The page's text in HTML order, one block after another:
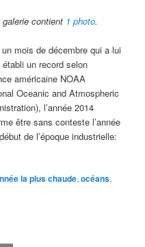
galerie contient 1 photo.
mois de décembre qui a lui
un record selon
américaine NOAA
Oceanic and Atmospheric
l’année 2014
être sans conteste l’année
de l’époque industrielle:
la plus chaude,océans,